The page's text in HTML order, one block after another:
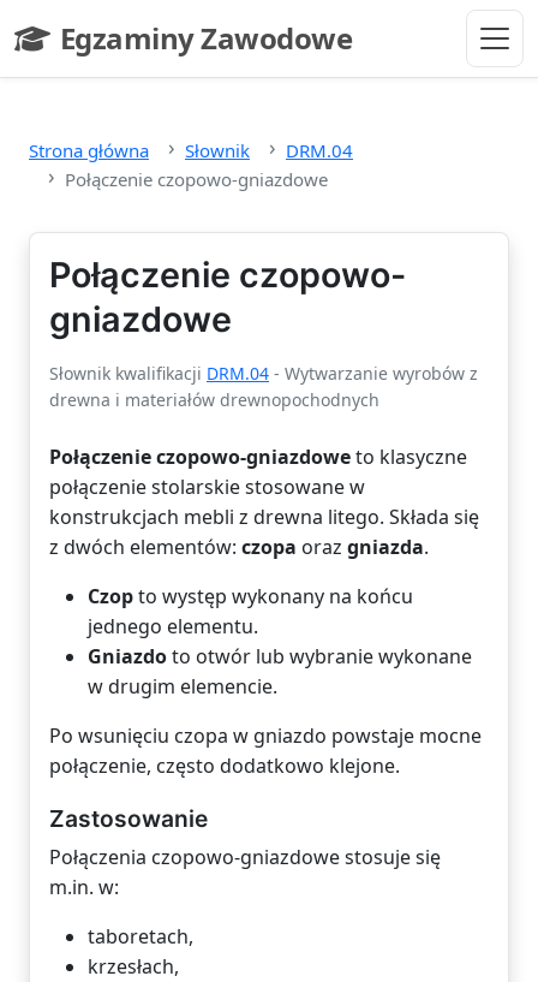
Egzaminy Zawodowe
- strona główna
Strona główna Słownik
DRM.04
Połączenie czopowo-gniazdowe
Połączenie czopowo-
gniazdowe
Słownik kwalifikacji DRM.04 - Wytwarzanie wyrobów z
drewna i materiałów drewnopochodnych
Połączenie czopowo-gniazdoweto klasyczne
połączenie stolarskie stosowane w
konstrukcjach mebli z drewna litego. Składa się
z dwóch elementów: czopa oraz gniazda.
Czopto występ wykonany na końcu
jednego elementu.
Gniazdoto otwór lub wybranie wykonane
w drugim elemencie.
Po wsunięciu czopa w gniazdo powstaje mocne
połączenie, często dodatkowo klejone.
Zastosowanie
Połączenia czopowo-gniazdowe stosuje się
m.in. w:
taboretach,
krzesłach,